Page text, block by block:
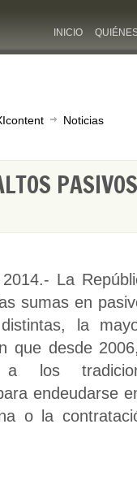
INICIO
Noticias
La
sumas en
la
que desde
a los
endeudarse
o la